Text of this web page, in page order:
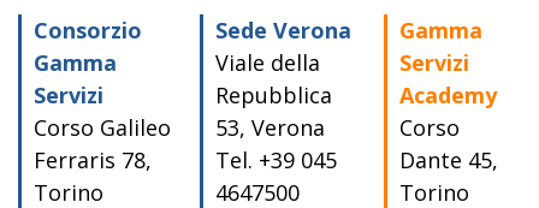
contentConsorzio
Gamma
Servizi
Corso Galileo
Ferraris 78,
Torino
Sede Verona
Viale della
Repubblica
53, Verona
Tel. +39 045
4647500
Gamma
Servizi
Academy
Corso
Dante 45,
Torino